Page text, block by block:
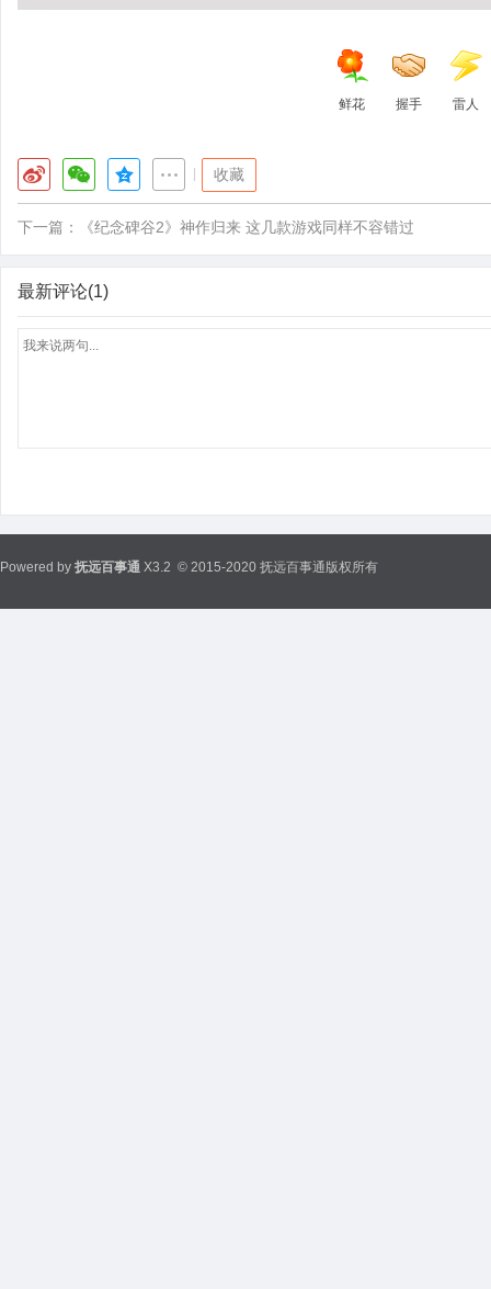
鲜花 握手 雷人
收藏
下一篇： 《纪念碑谷2》神作归来 这几款游戏同样不容错过
最新评论(1)
Powered by 抚远百事通 X3.2 © 2015-2020 抚远百事通版权所有